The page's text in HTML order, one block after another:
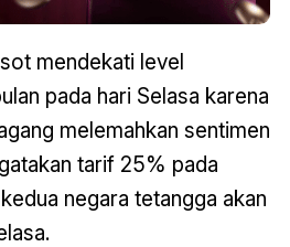
mendekati level
pada hari Selasa karena
melemahkan sentimen
tarif 25% pada
negara tetangga akan